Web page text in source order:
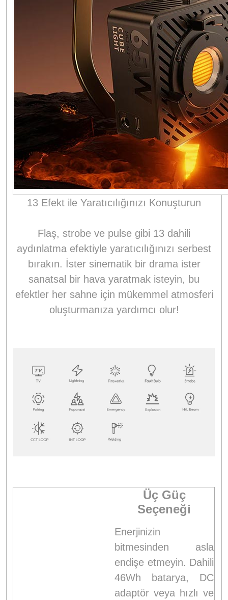
13 Efekt ile Yaratıcılığınızı Konuşturun
Flaş, strobe ve pulse gibi 13 dahili
aydınlatma efektiyle yaratıcılığınızı serbest
bırakın. İster sinematik bir drama ister
sanatsal bir hava yaratmak isteyin, bu
efektler her sahne için mükemmel atmosferi
oluşturmanıza yardımcı olur!
Üç Güç
Seçeneği
Enerjinizin
bitmesinden asla
endişe etmeyin. Dahili
46Wh batarya, DC
adaptör veya hızlı ve